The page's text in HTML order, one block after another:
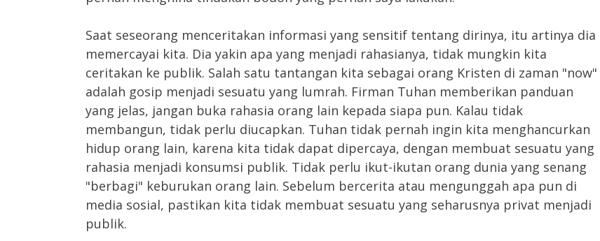
Saat seseorang menceritakan informasi yang sensitif tentang dirinya, itu artinya dia
memercayai kita. Dia yakin apa yang menjadi rahasianya, tidak mungkin kita
ceritakan ke publik. Salah satu tantangan kita sebagai orang Kristen di zaman "now"
adalah gosip menjadi sesuatu yang lumrah. Firman Tuhan memberikan panduan
yang jelas, jangan buka rahasia orang lain kepada siapa pun. Kalau tidak
membangun, tidak perlu diucapkan. Tuhan tidak pernah ingin kita menghancurkan
hidup orang lain, karena kita tidak dapat dipercaya, dengan membuat sesuatu yang
rahasia menjadi konsumsi publik. Tidak perlu ikut-ikutan orang dunia yang senang
"berbagi" keburukan orang lain. Sebelum bercerita atau mengunggah apa pun di
media sosial, pastikan kita tidak membuat sesuatu yang seharusnya privat menjadi
publik.